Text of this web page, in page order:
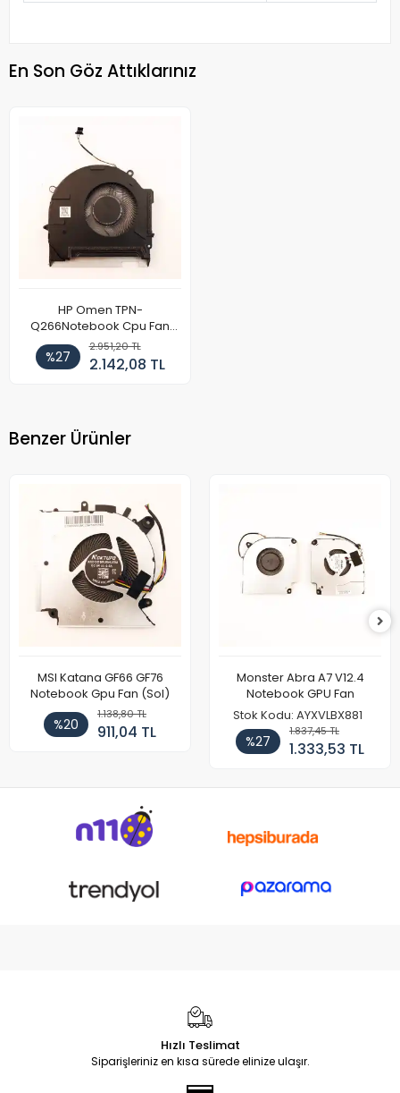
En Son Göz Attıklarınız
HP Omen TPN-
Q266Notebook Cpu Fan
(Sağ)
%27
2.951,20 TL
2.142,08 TL
Benzer Ürünler
MSI Katana GF66 GF76
Notebook Gpu Fan (Sol)
%20
1.138,80 TL
911,04 TL
Monster Abra A7 V12.4
Notebook GPU Fan
Stok Kodu: AYXVLBX881
%27
1.837,45 TL
1.333,53 TL
Hızlı Teslimat
Siparişleriniz en kısa sürede elinize ulaşır.